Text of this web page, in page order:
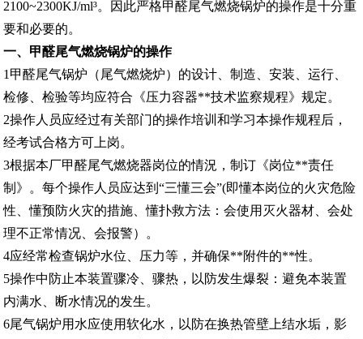
2100~2300KJ/ml³。因此严格甲醛尾气燃烧锅炉的操作是十分重
要和必要的。
一、甲醛尾气燃烧锅炉的操作
1甲醛尾气锅炉 （尾气燃烧炉） 的设计、制造、安装、运行、
检修、检验等均应符合《压力容器**技术监察规程》规定。
2操作人员应经过有关部门的操作培训和学习本操作规程后，
经考试合格方可上岗。
3根据本厂甲醛尾气燃烧器岗位的情況，制订《岗位**责任
制》 。每个操作人员应达到“三懂三会”(即懂本岗位的火灾危险
性、懂预防火灾的措施、懂扑救方法：会使用灭火器材 、会处
理不正常情况、会报警）。
4应经常检查锅炉水位、压力等，并确保**附件的**性。
5操作中防止本装置骤冷 、骤热 ，以防发生爆裂：避免本装置
内满水、断水情况的发生。
6尾气锅炉用水应使用软化水，以防在换热管壁上结水垢，影